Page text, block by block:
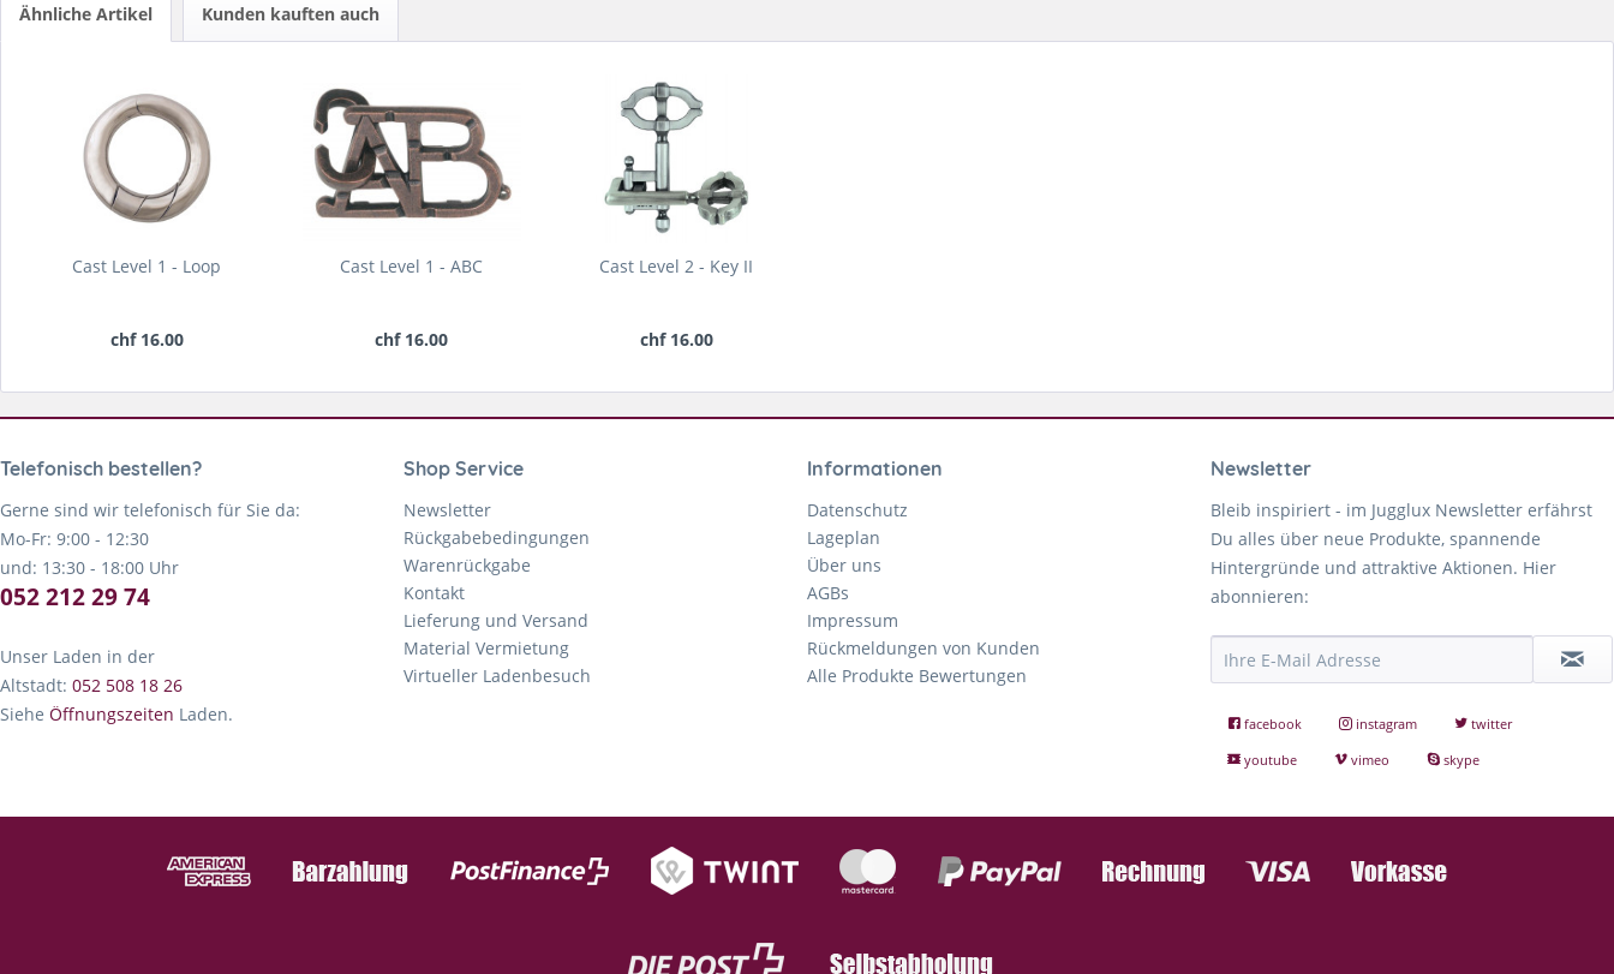
Ähnliche Artikel Kunden kauften auch
Cast Level 1 - Loop
chf 16.00
Cast Level 1 - ABC
chf 16.00
Cast Level 2 - Key II
chf 16.00
Telefonisch bestellen?
Gerne sind wir telefonisch für Sie da:
Mo-Fr: 9:00 - 12:30
und: 13:30 - 18:00 Uhr
052 212 29 74
Unser Laden in der
Altstadt: 052 508 18 26
Siehe Öffnungszeiten Laden.
Shop Service
Newsletter
Rückgabebedingungen
Warenrückgabe
Kontakt
Lieferung und Versand
Material Vermietung
Virtueller Ladenbesuch
Informationen
Datenschutz
Lageplan
Über uns
AGBs
Impressum
Rückmeldungen von Kunden
Alle Produkte Bewertungen
Newsletter
Bleib inspiriert - im Jugglux Newsletter erfährst
Du alles über neue Produkte, spannende
Hintergründe und attraktive Aktionen. Hier
abonnieren:
facebook instagram
twitter
youtube
vimeo skype